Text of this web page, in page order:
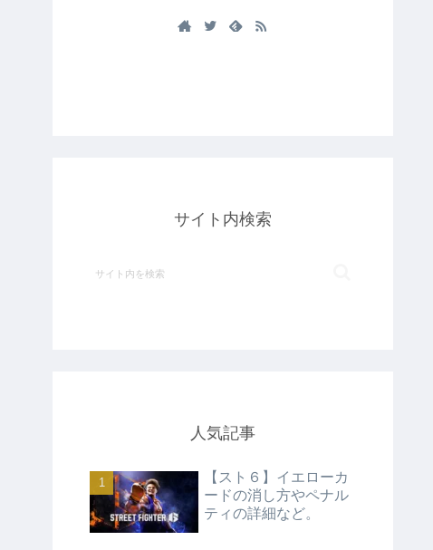
サイト内検索
人気記事
【スト６】イエローカ
ードの消し方やペナル
ティの詳細など。